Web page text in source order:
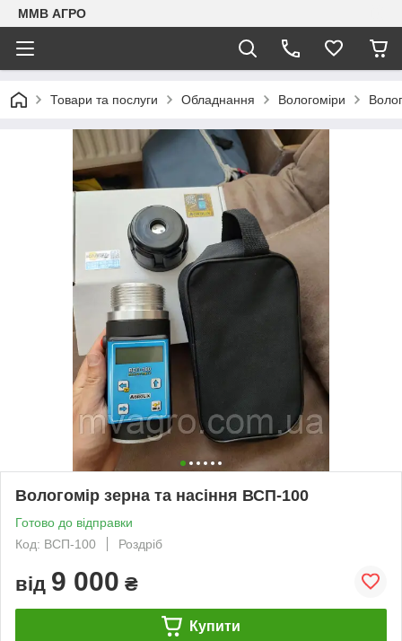
ММВ АГРО
Товари та послуги Обладнання Вологоміри
Вологомір зерна та насіння ВСП-100
Готово до відправки
Код: ВСП-100
Роздріб
від 9 000 ₴
Купити